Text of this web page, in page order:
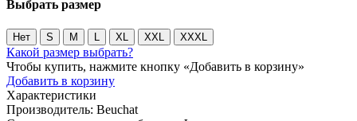
Выбрать размер
Нет S M L XL XXL XXXL
Какой размер выбрать?
Чтобы купить, нажмите кнопку «Добавить в корзину»
Добавить в корзину
Характеристики
Производитель: Beuchat